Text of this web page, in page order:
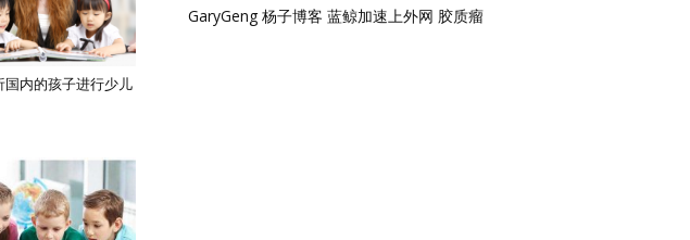
国内的孩子进行少儿
GaryGeng 杨子博客 蓝鲸加速上外网 胶质瘤